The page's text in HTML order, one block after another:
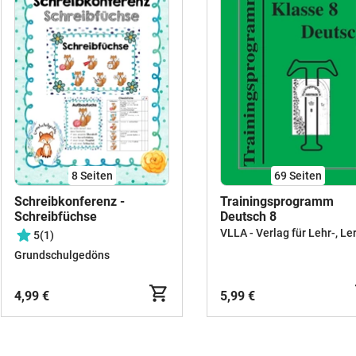
Winter mit Wald, Bär, Fuchs, Höhle und
Fuchsbau.Bildergeschichten/
schreiben: Winter / Wintersport (Klasse 2
bis 4)
DeutschWinter-/Wintersportgeschichte
mit Aufgaben zum Ordnen, Schreiben
und Erzählen.🎯 Das üben die KinderDie
Kinder betrachten Bildfolgen, ordnen
Handlungen, sammeln passende Wörter,
formulieren kurze Sätze und entwickeln
daraus eigene Geschichten. Dabei
stärken sie Schreibplanung, Wortschatz,
Satzbau, genaues Lesen und den
Aufbau einer Geschichte mit Anfang,
Verlauf und Ende.👩‍🏫 Einsatz im
Schreibstunden, Schreibwerkstatt,
Wochenplan, Freiarbeit, Vertretung,
8Seiten
Schreibkonferenz -
Schreibfüchse
5(1)
Grundschulgedöns
4,99 €
69Seiten
Trainingsprogramm
Deutsch 8
5,99 €